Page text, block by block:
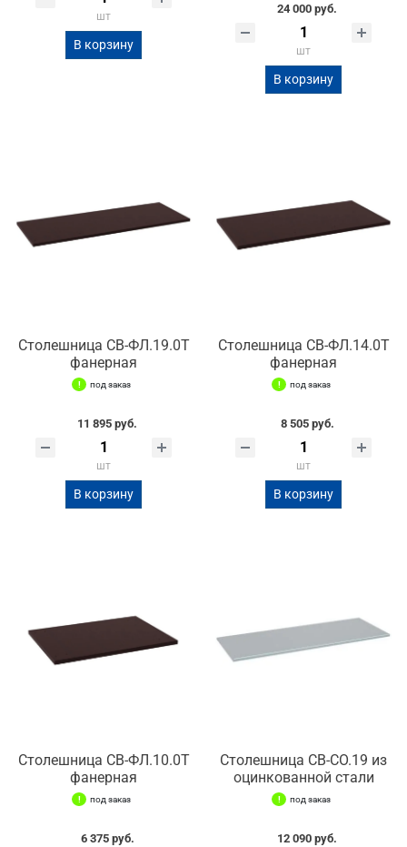
шт
В корзину
24 000 руб.
шт
В корзину
Столешница СВ-ФЛ.19.0Т
фанерная
под заказ
11 895 руб.
шт
В корзину
Столешница СВ-ФЛ.14.0Т
фанерная
под заказ
8 505 руб.
шт
В корзину
Столешница СВ-ФЛ.10.0Т
фанерная
под заказ
6 375 руб.
Столешница СВ-СО.19 из
оцинкованной стали
под заказ
12 090 руб.